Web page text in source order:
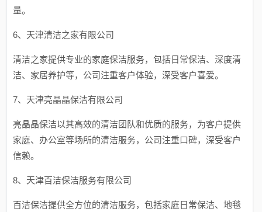
量。
6、天津清洁之家有限公司
清洁之家提供专业的家庭保洁服务，包括日常保洁、深度清
洁、家居养护等，公司注重客户体验，深受客户喜爱。
7、天津亮晶晶保洁有限公司
亮晶晶保洁以其高效的清洁团队和优质的服务，为客户提供
家庭、办公室等场所的清洁服务，公司注重口碑，深受客户
信赖。
8、天津百洁保洁服务有限公司
百洁保洁提供全方位的清洁服务，包括家庭日常保洁、地毯